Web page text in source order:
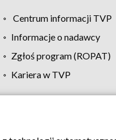
Centrum informacji TVP
Informacje o nadawcy
Zgłoś program (ROPAT)
Kariera w TVP
Moje zgody